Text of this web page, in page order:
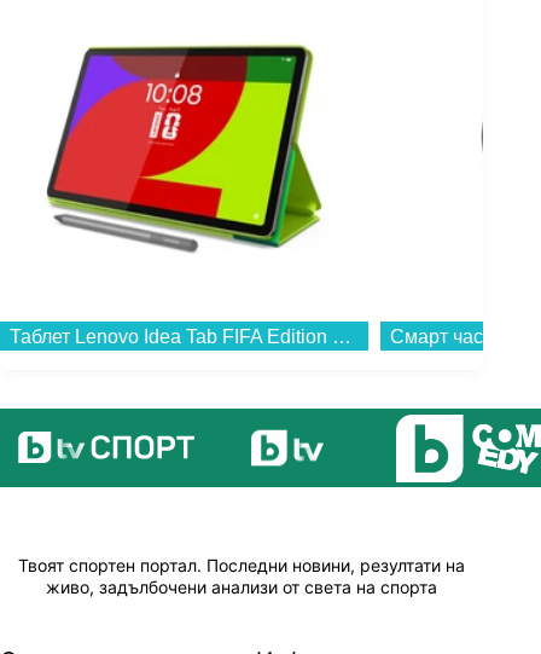
Твоят спортен портал. Последни новини, резултати на
живо, задълбочени анализи от света на спорта